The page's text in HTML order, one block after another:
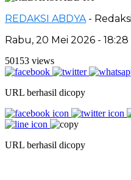
REDAKSI ABDYA - Redaksi
Rabu, 20 Mei 2026 -
50153 views
URL berhasil dicopy
URL berhasil dicopy